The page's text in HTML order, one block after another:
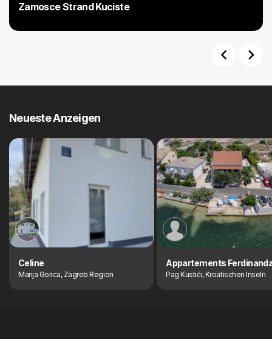
Zamosce Strand Kuciste
Neueste Anzeigen
Celine
Marija Gorica, Zagreb Region
Appartements
Pag Kustići, Kroatischen Inseln